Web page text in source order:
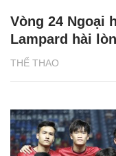
THỂ THAO
Vòng 24 Ngoại
Lampard hài